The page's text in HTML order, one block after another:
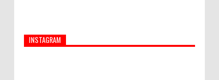
INSTAGRAM